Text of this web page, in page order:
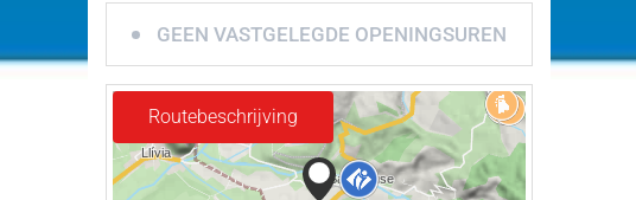
GEEN VASTGELEGDE OPENINGSUREN
Routebeschrijving